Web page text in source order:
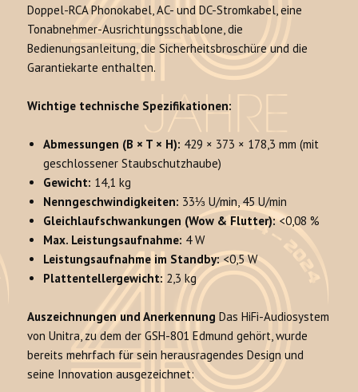
Doppel-RCA Phonokabel, AC- und DC-Stromkabel, eine
Tonabnehmer-Ausrichtungsschablone, die
Bedienungsanleitung, die Sicherheitsbroschüre und die
Garantiekarte enthalten.
Wichtige technische Spezifikationen:
Abmessungen (B × T × H): 429 × 373 × 178,3 mm (mit
geschlossener Staubschutzhaube)
Gewicht: 14,1 kg
Nenngeschwindigkeiten: 33⅓ U/min, 45 U/min
Gleichlaufschwankungen (Wow & Flutter):<0,08 %
Max. Leistungsaufnahme: 4 W
Leistungsaufnahme im Standby:<0,5 W
Plattentellergewicht: 2,3 kg
Auszeichnungen und Anerkennung Das HiFi-Audiosystem
von Unitra, zu dem der GSH-801 Edmund gehört, wurde
bereits mehrfach für sein herausragendes Design und
seine Innovation ausgezeichnet: